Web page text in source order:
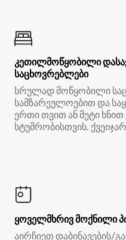
კეთილმოწყობილი
საცხოვრებლები
სრულად მოწყობილი
სამზარეულოებით და
ერთი თვით ან მეტი
სტუმრობისთვის.
ყოველმხრივ მოქნილი
აირჩიეთ დაბინავების/